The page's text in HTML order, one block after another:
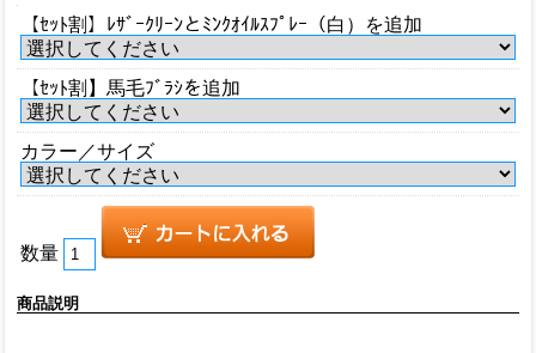
【ｾｯﾄ割】ﾚｻﾞｰｸﾘｰﾝとﾐﾝｸｵｲﾙｽﾌﾟﾚｰ（白）を追加
【ｾｯﾄ割】馬毛ﾌﾞﾗｼを追加
カラー／サイズ
数量
商品説明